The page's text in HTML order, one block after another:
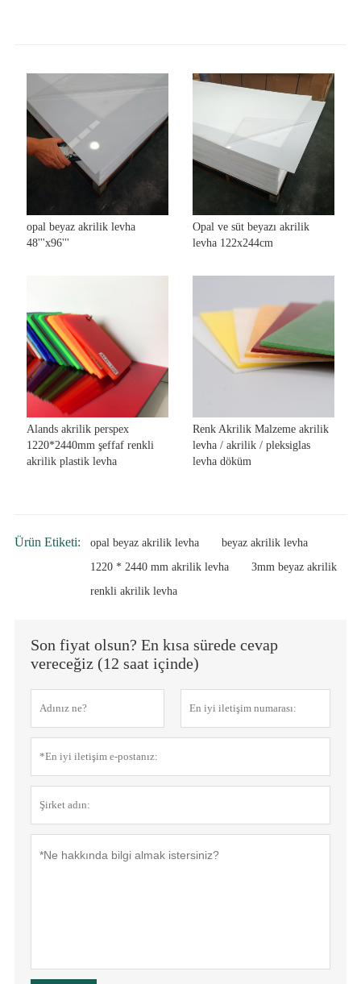
opal beyaz akrilik levha
48'''x96'''
Opal ve süt beyazı akrilik
levha 122x244cm
Alands akrilik perspex
1220*2440mm şeffaf renkli
akrilik plastik levha
Renk Akrilik Malzeme akrilik
levha / akrilik / pleksiglas
levha döküm
Ürün Etiketi: opal beyaz akrilik levha
beyaz akrilik levha
1220 * 2440 mm akrilik levha
3mm beyaz akrilik
renkli akrilik levha
Son fiyat olsun? En kısa sürede cevap
vereceğiz (12 saat içinde)